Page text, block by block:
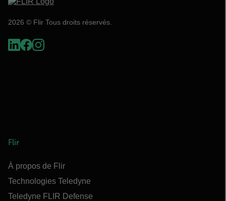
2026 © Flir Tous droits réservés.
Flir
À propos de Flir
Technologies Teledyne
Teledyne FLIR Defense